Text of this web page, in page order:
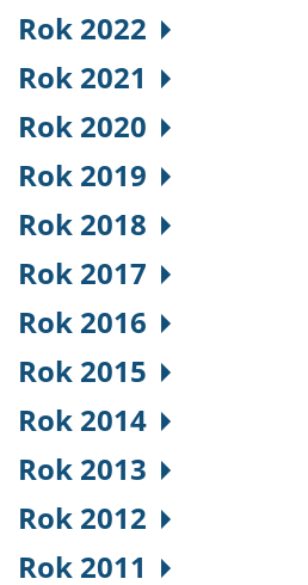
Rok 2022
Rok 2021
Rok 2020
Rok 2019
Rok 2018
Rok 2017
Rok 2016
Rok 2015
Rok 2014
Rok 2013
Rok 2012
Rok 2011